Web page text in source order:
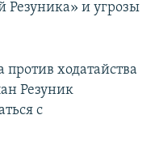
Резуника» и угрозы
ходатайства
Резуник
с